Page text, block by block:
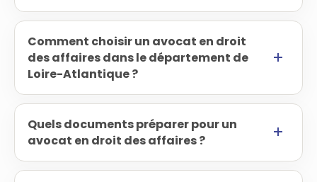
Comment choisir un avocat en droit
des affaires dans le département de
Loire-Atlantique ?
Quels documents préparer pour un
avocat en droit des affaires ?